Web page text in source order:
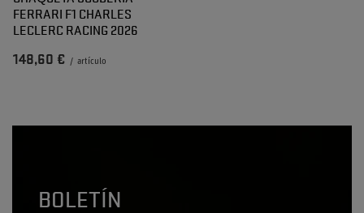
FERRARI F1 CHARLES
LECLERC RACING 2026
148,60 € / artículo
BOLETÍN